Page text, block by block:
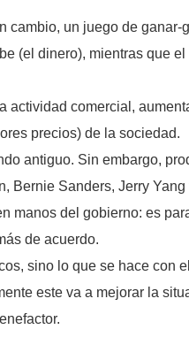
un juego de
(el dinero), mientras que
actividad comercial,
precios) de la sociedad.
antiguo. Sin embargo,
Sanders, Jerry
manos del gobierno: es
de acuerdo.
sino lo que se hace con
este va a mejorar la